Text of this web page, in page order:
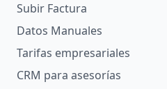
Subir Factura
Datos Manuales
Tarifas empresariales
CRM para asesorías